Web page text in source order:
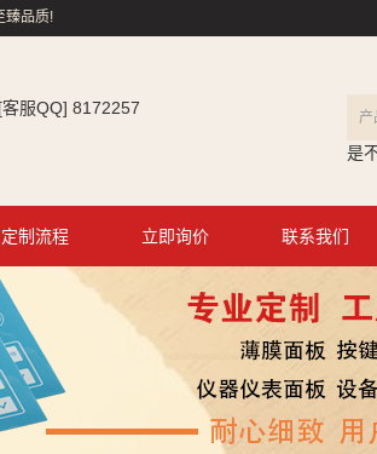
臻品质!
服QQ] 8172257
是
定制流程 立即询价 联系我们